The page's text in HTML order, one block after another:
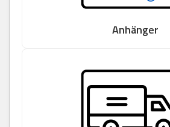
Anhänger